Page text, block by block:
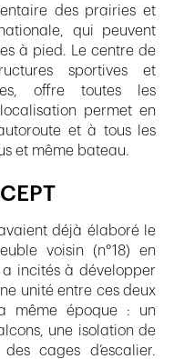
des prairies et
qui peuvent
à pied. Le centre de
sportives et
offre toutes les
permet en
et à tous les
et même bateau.
déjà élaboré le
voisin (n°18) en
incités à développer
unité entre ces deux
même époque : un
une isolation de
cages d’escalier.